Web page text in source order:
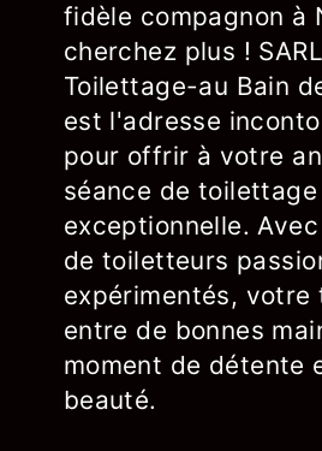
fidèle compagnon à
cherchez plus !
Toilettage-au Bain
est l'adresse
pour offrir à votre
séance de toilettage
exceptionnelle.
de toiletteurs
expérimentés, votre
entre de bonnes
moment de détente
beauté.